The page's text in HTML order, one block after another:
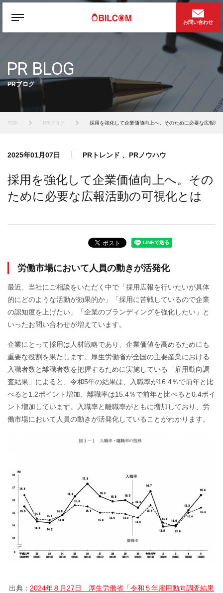
お問い合わせ
PR BLOG
PRブログ
TOP PRブログ 採用を強化して企業価値向上へ。そのために必要な広報活
2025年01月07日 PRトレンド 、PRノウハウ
採用を強化して企業価値向上へ。その
ために必要な広報活動の可視化とは
労働市場において人員の動きが活発化
最近、当社にご相談をいただく中で「採用広報を行いたいが具体
的にどのような活動が効果的か」「採用に苦戦しているので企業
の認知度を上げたい」「企業のブランディングを強化したい」と
いったお問い合わせが増えています。
企業にとって採用は人材戦略であり、企業価値を高めるためにも
重要な役割を果たします。厚生労働省が全国の主要産業における
入職者数と離職者数を把握するために実施している「雇用動向調
査結果」によると、令和5年の結果は、入職率が16.4％で前年と比
べると1.2ポイント増加、離職率は15.4％で前年と比べると0.4ポイ
ント増加しています。入職率と離職率がともに増加しており、労
働市場において人員の動きが活発化していることがわかります。
出典： 2024年８月27日 厚生労働省「令和５年雇用動向調査結果